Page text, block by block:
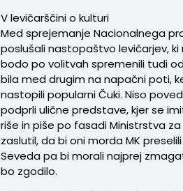
V levičarščini o kulturi
Med sprejemanje Nacionalnega
poslušali nastopaštvo levičarjev,
bodo po volitvah spremenili tudi
bila med drugim na napačni poti,
nastopili popularni Čuki. Niso
podprli ulične predstave, kjer se
riše in piše po fasadi Ministrstva
zaslutil, da bi oni morda MK
Seveda pa bi morali najprej
bo zgodilo.